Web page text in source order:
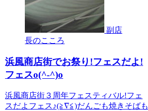
副店
長のこころ
浜風商店街でお祭り!フェスだよ!
フェスo(^-^)o
浜風商店街３周年フェスティバル!フェ
スだよフェス♪(≧∇≦)だんごも焼きそばも